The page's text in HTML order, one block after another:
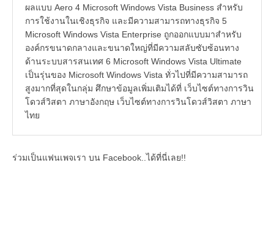
ผลแบบ Aero 4 Microsoft Windows Vista Business สำหรับ
การใช้งานในเชิงธุรกิจ และมีความสามารถทางธุรกิจ 5
Microsoft Windows Vista Enterprise ถูกออกแบบมาสำหรับ
องค์กรขนาดกลางและขนาดใหญ่ที่มีความสลับซับซ้อนทาง
ด้านระบบสารสนเทศ 6 Microsoft Windows Vista Ultimate
เป็นรุ่นของ Microsoft Windows Vista ทั่วไปที่มีความสามารถ
สูงมากที่สุดในกลุ่ม ศึกษาข้อมูลเพิ่มเติมได้ที่ เว็บไซต์ทางการวิน
โดวส์วิสตา ภาษาอังกฤษ เว็บไซต์ทางการวินโดวส์วิสตา ภาษา
ไทย
ร่วมเป็นแฟนเพจเรา บน Facebook..ได้ที่นี่เลย!!